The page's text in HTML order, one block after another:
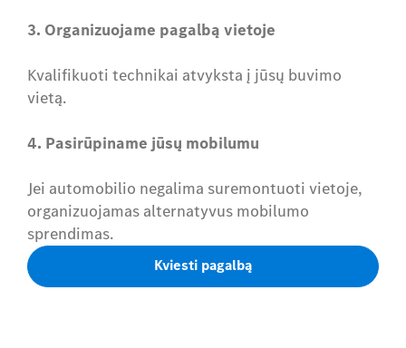
3. Organizuojame pagalbą vietoje
Kvalifikuoti technikai atvyksta į jūsų buvimo
vietą.
4. Pasirūpiname jūsų mobilumu
Jei automobilio negalima suremontuoti vietoje,
organizuojamas alternatyvus mobilumo
sprendimas.
Kviesti pagalbą